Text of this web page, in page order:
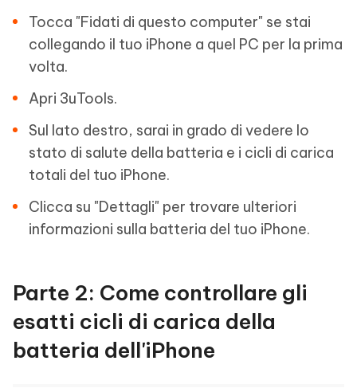
Tocca "Fidati di questo computer" se stai
collegando il tuo iPhone a quel PC per la prima
volta.
Apri 3uTools.
Sul lato destro, sarai in grado di vedere lo
stato di salute della batteria e i cicli di carica
totali del tuo iPhone.
Clicca su "Dettagli" per trovare ulteriori
informazioni sulla batteria del tuo iPhone.
Parte 2: Come controllare gli
esatti cicli di carica della
batteria dell'iPhone